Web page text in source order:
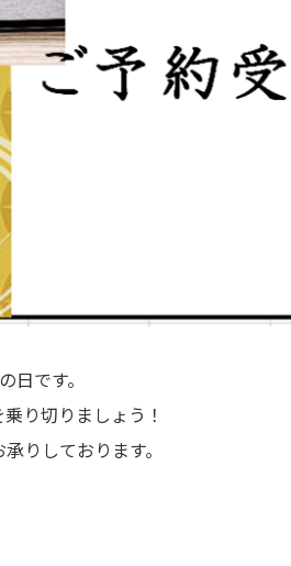
日です。
り切りましょう！
りしております。